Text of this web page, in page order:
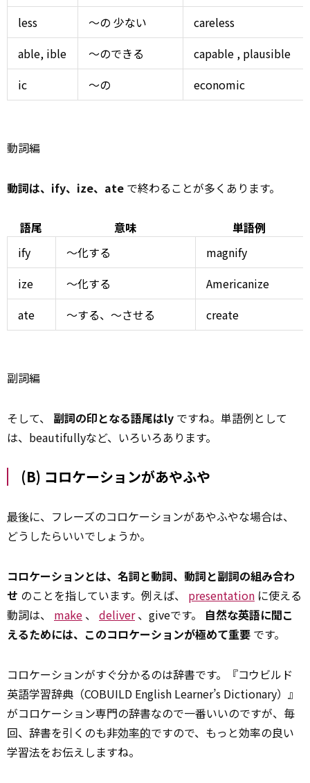
less
～の 少ない
careless
able, ible
～のできる capable , plausible
ic
～の economic
動詞編
動詞は、ify、ize、ate で終わることが多くあります。
語尾 意味
単語例
ify
～化する
magnify
ize
～化する
Americanize
ate
～する、～させる create
副詞編
そして、 副詞の印となる語尾はly ですね。単語例として
は、beautifullyなど、いろいろあります。
(B) コロケーションがあやふや
最後に、フレーズのコロケーションがあやふやな場合は、
どうしたらいいでしょうか。
コロケーションとは、名詞と動詞、動詞と副詞の組み合わ
せ のことを指しています。例えば、 presentation に使える
動詞は、 make 、 deliver、giveです。 自然な英語に聞こ
えるためには、このコロケーションが極めて重要 です。
コロケーションがすぐ分かるのは辞書です。『コウビルド
英語学習辞典（COBUILD English Learner’s Dictionary）』
がコロケーション専門の辞書なので一番いいのですが、毎
回、辞書を引くのも非効率的ですので、もっと効率の良い
学習法をお伝えしますね。